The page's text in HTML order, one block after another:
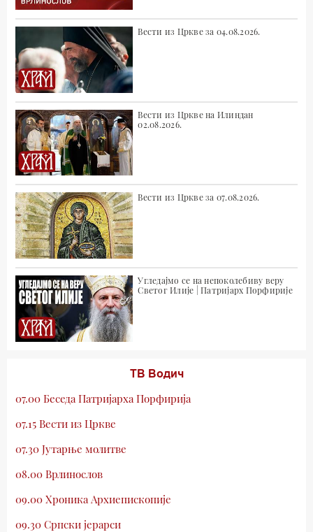
Вести из Цркве за 04.08.2026.
Вести из Цркве на Илиндан
02.08.2026.
Вести из Цркве за 07.08.2026.
Угледајмо се на непоколебиву веру
Светог Илије | Патријарх Порфирије
ТВ Водич
07.00 Беседа Патријарха Порфирија
07.15 Вести из Цркве
07.30 Јутарње молитве
08.00 Врлинослов
09.00 Хроника Архиепископије
09.30 Српски јерарси